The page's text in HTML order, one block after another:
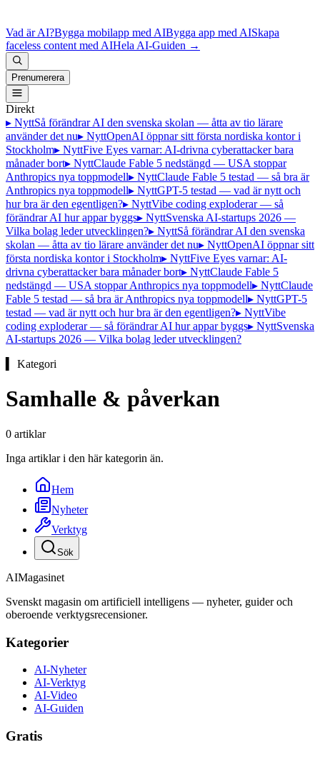
Vad är AI?Bygga mobilapp med AIBygga app med AISkapa
faceless content med AIHela AI-Guiden →
Prenumerera
Direkt
▸ NyttSå förändrar AI den svenska skolan — åtta av tio lärare
använder det nu▸ NyttOpenAI öppnar sitt första nordiska kontor i
Stockholm▸ NyttFive Eyes varnar: AI-drivna cyberattacker bara
månader bort▸ NyttClaude Fable 5 nedstängd — USA stoppar
Anthropics nya toppmodell▸ NyttClaude Fable 5 testad — så bra är
Anthropics nya toppmodell▸ NyttGPT-5 testad — vad är nytt och
hur bra är den egentligen?▸ NyttVibe coding exploderar — så
förändrar AI hur appar byggs▸ NyttSvenska AI-startups 2026 —
Vilka bolag leder utvecklingen?▸ NyttSå förändrar AI den svenska
skolan — åtta av tio lärare använder det nu▸ NyttOpenAI öppnar sitt
första nordiska kontor i Stockholm▸ NyttFive Eyes varnar: AI-
drivna cyberattacker bara månader bort▸ NyttClaude Fable 5
nedstängd — USA stoppar Anthropics nya toppmodell▸ NyttClaude
Fable 5 testad — så bra är Anthropics nya toppmodell▸ NyttGPT-5
testad — vad är nytt och hur bra är den egentligen?▸ NyttVibe
coding exploderar — så förändrar AI hur appar byggs▸ NyttSvenska
AI-startups 2026 — Vilka bolag leder utvecklingen?
▍ Kategori
Samhalle & påverkan
0 artiklar
Inga artiklar i den här kategorin än.
Hem
Nyheter
Verktyg
Sök
AIMagasinet
Svenskt magasin om artificiell intelligens — nyheter, guider och
oberoende verktygsrecensioner.
Kategorier
AI-Nyheter
AI-Verktyg
AI-Video
AI-Guiden
Gratis